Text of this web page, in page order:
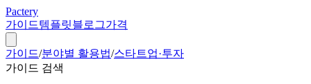
Pactery
가이드템플릿블로그가격
가이드/분야별 활용법/스타트업·투자
가이드 검색